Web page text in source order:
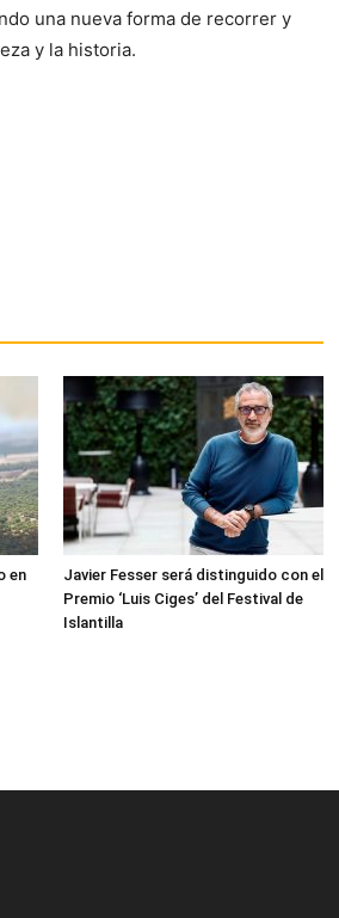
una nueva forma de recorrer y
y la historia.
en
Javier Fesser será distinguido con el
Premio ‘Luis Ciges’ del Festival de
Islantilla